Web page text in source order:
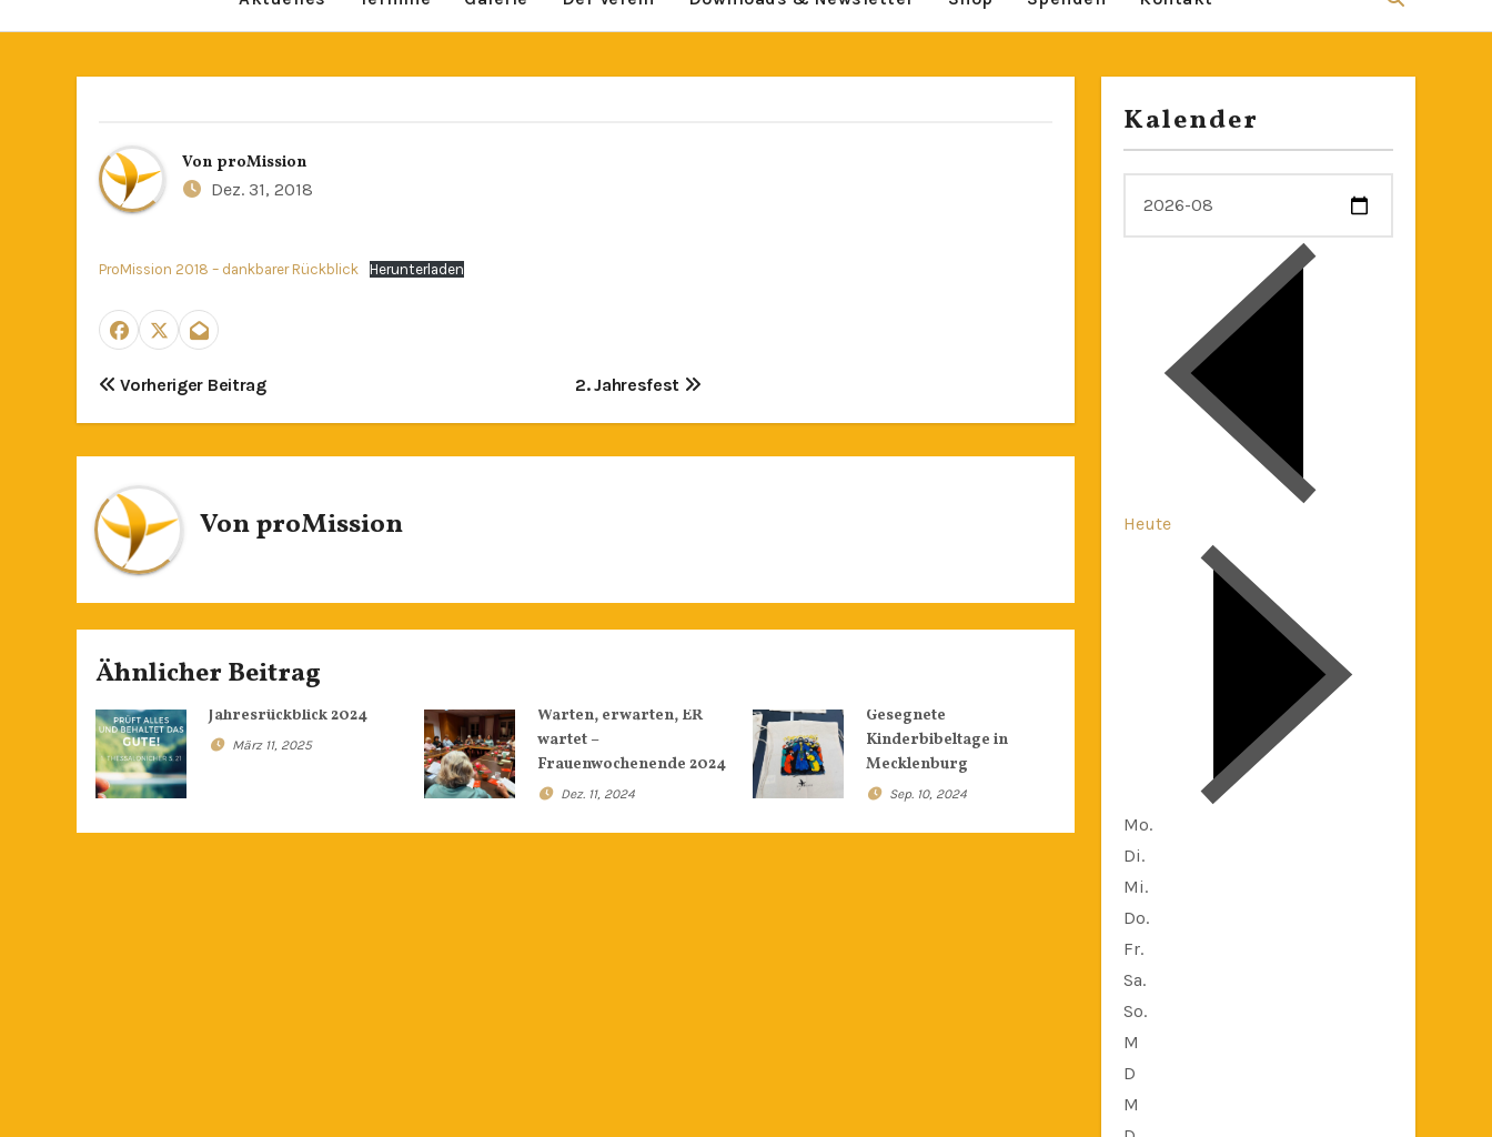
Von proMission
Dez. 31, 2018
ProMission 2018 – dankbarer Rückblick Herunterladen
Beitragsnavigation
Vorheriger Beitrag 2. Jahresfest
VonproMission
Ähnlicher Beitrag
Jahresrückblick 2024
März 11, 2025
Warten, erwarten, ER
wartet –
Frauenwochenende 2024
Dez. 11, 2024
Gesegnete
Kinderbibeltage in
Mecklenburg
Sep. 10, 2024
Kalender
Heute
Mo.
Di.
Mi.
Do.
Fr.
Sa.
So.
M
D
M